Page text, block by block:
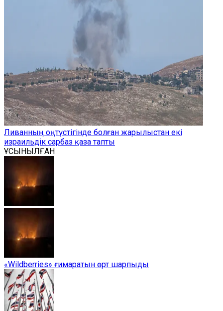
Ливанның оңтүстігінде болған жарылыстан екі
израильдік сарбаз қаза тапты
ҰСЫНЫЛҒАН
«Wildberries» ғимаратын өрт шарпыды